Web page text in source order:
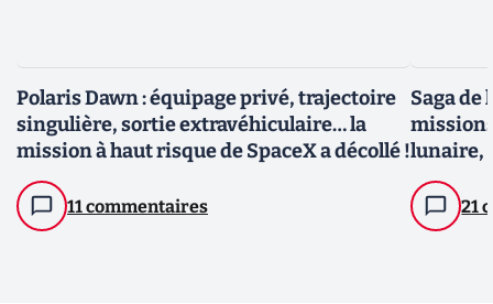
Polaris Dawn : équipage privé, trajectoire
singulière, sortie extravéhiculaire… la
mission à haut risque de SpaceX a décollé !
11 commentaires
Saga de
lunaire,
21